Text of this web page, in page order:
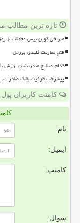
تازه ترین مطالب
صرافی کوین بیس معاملات ۶ رمزارز را متوقف ساخت
فتح مقاومت کلیدی بورس
کدام صنایع صدرنشین ارزش بازار
پیشرفت ظرفیت بانک صادرات
کامنت کاربران
نام:
ایمیل:
کامنت:
سوال: